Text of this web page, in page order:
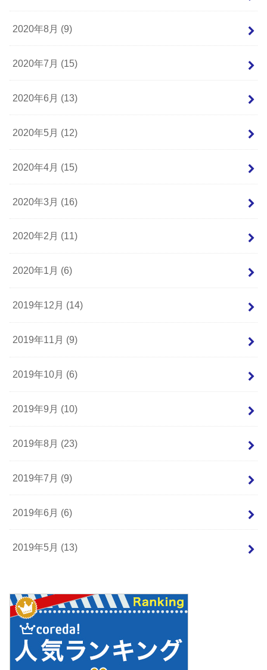
2020年8月 (9)
2020年7月 (15)
2020年6月 (13)
2020年5月 (12)
2020年4月 (15)
2020年3月 (16)
2020年2月 (11)
2020年1月 (6)
2019年12月 (14)
2019年11月 (9)
2019年10月 (6)
2019年9月 (10)
2019年8月 (23)
2019年7月 (9)
2019年6月 (6)
2019年5月 (13)